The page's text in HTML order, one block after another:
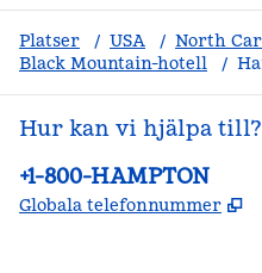
Platser / USA / North
Black Mountain-hotell
/
Hur kan vi hjälpa till?
Telefon:
+1-800-HAMPTON
Globala telefonnummer ,